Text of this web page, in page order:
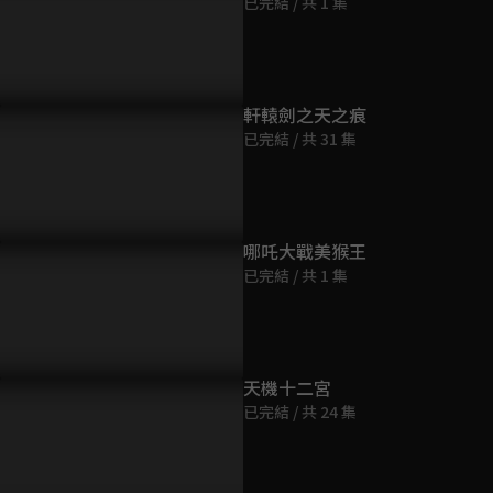
軒轅劍之天之痕
已完結 / 共 31 集
哪吒大戰美猴王
已完結 / 共 1 集
天機十二宮
已完結 / 共 24 集